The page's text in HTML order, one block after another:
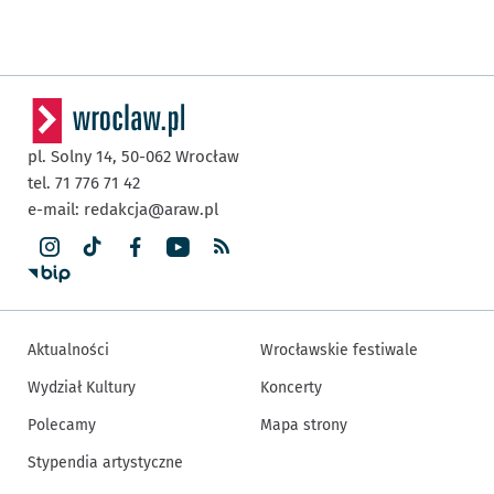
pl. Solny 14, 50-062 Wrocław
tel. 71 776 71 42
e-mail: redakcja@araw.pl
Aktualności
Wydział Kultury
Polecamy
Stypendia artystyczne
Wrocławskie festiwale
Koncerty
Mapa strony